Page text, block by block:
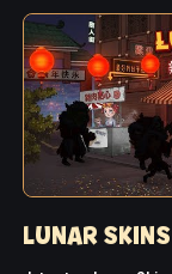
LUNAR SKINS